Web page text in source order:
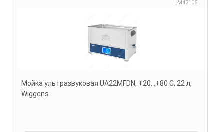
LM43106
Мойка ультразвуковая UA22MFDN, +20...+80 С, 22 л,
Wiggens